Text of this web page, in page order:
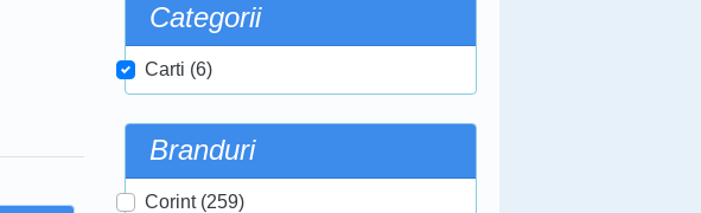
Categorii
Carti (6)
Branduri
Corint (259)